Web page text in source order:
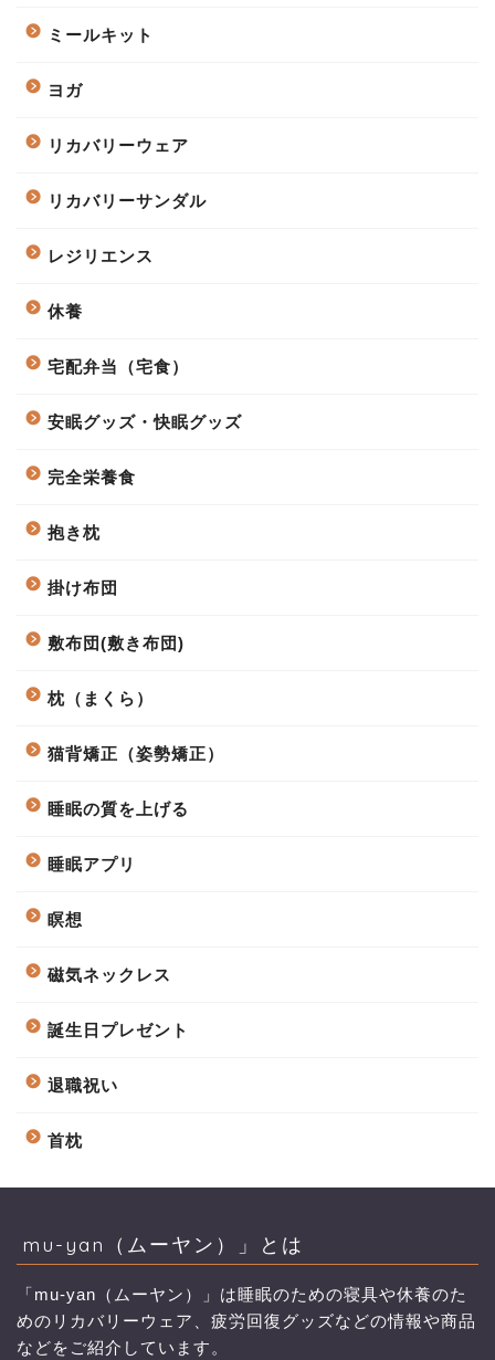
ミールキット
ヨガ
リカバリーウェア
リカバリーサンダル
レジリエンス
休養
宅配弁当（宅食）
安眠グッズ・快眠グッズ
完全栄養食
抱き枕
掛け布団
敷布団(敷き布団)
枕（まくら）
猫背矯正（姿勢矯正）
睡眠の質を上げる
睡眠アプリ
瞑想
磁気ネックレス
誕生日プレゼント
退職祝い
首枕
mu-yan（ムーヤン）」とは
「mu-yan（ムーヤン）」は睡眠のための寝具や休養のた
めのリカバリーウェア、疲労回復グッズなどの情報や商品
などをご紹介しています。